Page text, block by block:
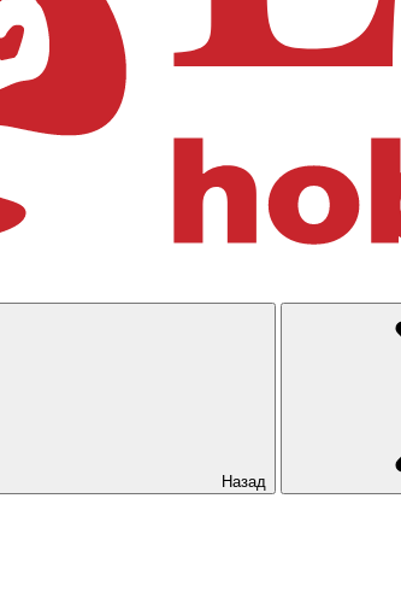
Назад